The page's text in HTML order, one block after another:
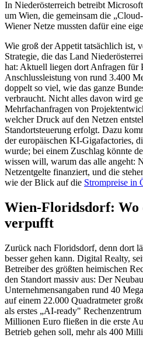
In Niederösterreich betreibt
um Wien, die gemeinsam die
Wiener Netze mussten dafür eine
Wie groß der Appetit tatsächlich ist,
Strategie, die das Land
hat: Aktuell liegen dort Anfragen für
Anschlussleistung von rund 3.400
doppelt so viel, wie das ganze
verbraucht. Nicht alles davon wird
Mehrfachanfragen von
welcher Druck auf den Netzen
Standortsteuerung erfolgt. Dazu
der europäischen KI-Gigafactories,
wurde; bei einem Zuschlag könnte
wissen will, warum das alle angeht:
Netzentgelte finanziert, und die
wie der Blick auf die Strompreise in
Wien-Floridsdorf: Wo
verpufft
Zurück nach Floridsdorf, denn dort
besser gehen kann. Digital Realty,
Betreiber des größten heimischen
den Standort massiv aus: Der
Unternehmensangaben rund 40
auf einem 22.000 Quadratmeter
als erstes „AI-ready"
Millionen Euro fließen in die erste
Betrieb gehen soll, mehr als 400